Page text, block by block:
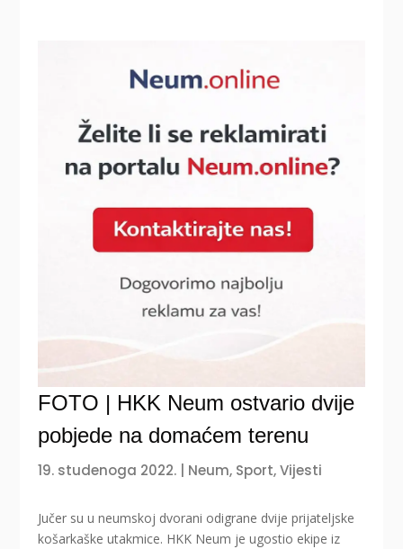
FOTO | HKK Neum ostvario dvije
pobjede na domaćem terenu
19. studenoga 2022. Neum, Sport,Vijesti
Jučer su u neumskoj dvorani odigrane dvije prijateljske
košarkaške utakmice. HKK Neum je ugostio ekipe iz